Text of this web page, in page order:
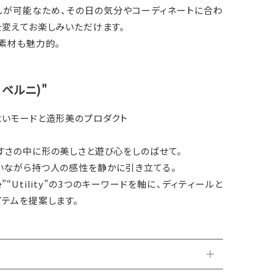
可能なため、その日の気分やコーディネートに合わ
えてお楽しみいただけます。
材も魅力的。
ルニ)"
モードと造形美のプロダクト
の中に形の美しさと遊び心をしのばせて。
がら持つ人の感性を静かに引き立てる。
の3つのキーワードを軸に、ディティールと
ムを提案します。